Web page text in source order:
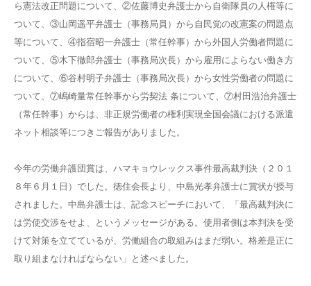
ら憲法改正問題について、②佐藤博史弁護士から自衛隊員の人権等に
ついて、③山岡遥平弁護士（事務局員）から自民党の改憲案の問題点
等について、④指宿昭一弁護士（常任幹事）から外国人労働者問題に
ついて、⑤木下徹郎弁護士（事務局次長）から雇用によらない働き方
について、⑥谷村明子弁護士（事務局次長）から女性労働者の問題に
ついて、⑦嶋崎量常任幹事から労契法 条について、⑦村田浩治弁護士
（常任幹事）からは、非正規労働者の権利実現全国会議における派遣
ネット相談等につきご報告がありました。
今年の労働弁護団賞は、ハマキョウレックス事件最高裁判決（２０１
８年６月１日）でした。徳住会長より、中島光孝弁護士に賞状が授与
されました。中島弁護士は、記念スピーチにおいて、「最高裁判決に
は労使交渉をせよ、というメッセージがある。使用者側は本判決を受
けて対策を立てているが、労働組合の取組みはまだ弱い。格差是正に
取り組まなければならない」と述べました。